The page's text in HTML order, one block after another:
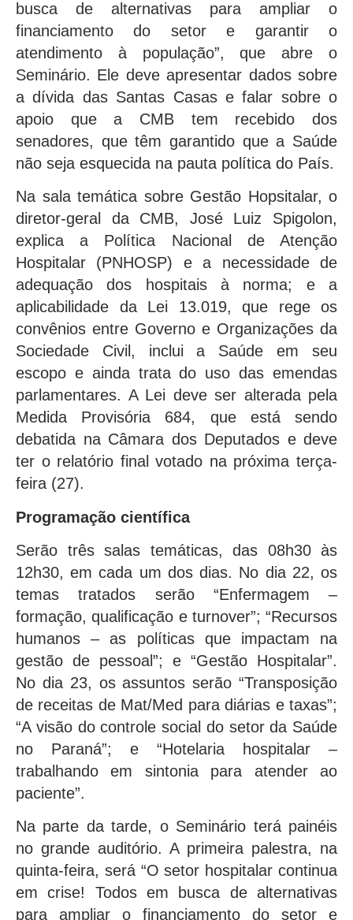
busca de alternativas para ampliar o
financiamento do setor e garantir o
atendimento à população”, que abre o
Seminário. Ele deve apresentar dados sobre
a dívida das Santas Casas e falar sobre o
apoio que a CMB tem recebido dos
senadores, que têm garantido que a Saúde
não seja esquecida na pauta política do País.
Na sala temática sobre Gestão Hopsitalar, o
diretor-geral da CMB, José Luiz Spigolon,
explica a Política Nacional de Atenção
Hospitalar (PNHOSP) e a necessidade de
adequação dos hospitais à norma; e a
aplicabilidade da Lei 13.019, que rege os
convênios entre Governo e Organizações da
Sociedade Civil, inclui a Saúde em seu
escopo e ainda trata do uso das emendas
parlamentares. A Lei deve ser alterada pela
Medida Provisória 684, que está sendo
debatida na Câmara dos Deputados e deve
ter o relatório final votado na próxima terça-
feira (27).
Programação científica
Serão três salas temáticas, das 08h30 às
12h30, em cada um dos dias. No dia 22, os
temas tratados serão “Enfermagem –
formação, qualificação e turnover”; “Recursos
humanos – as políticas que impactam na
gestão de pessoal”; e “Gestão Hospitalar”.
No dia 23, os assuntos serão “Transposição
de receitas de Mat/Med para diárias e taxas”;
“A visão do controle social do setor da Saúde
no Paraná”; e “Hotelaria hospitalar –
trabalhando em sintonia para atender ao
paciente”.
Na parte da tarde, o Seminário terá painéis
no grande auditório. A primeira palestra, na
quinta-feira, será “O setor hospitalar continua
em crise! Todos em busca de alternativas
para ampliar o financiamento do setor e